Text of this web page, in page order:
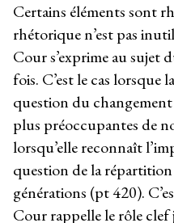
Certains éléments sont
rhétorique n’est pas
Cour s’exprime au sujet
fois. C’est le cas
question du
plus préoccupantes de
lorsqu’elle reconnaît
question de la répartition
générations (pt 420).
Cour rappelle le rôle